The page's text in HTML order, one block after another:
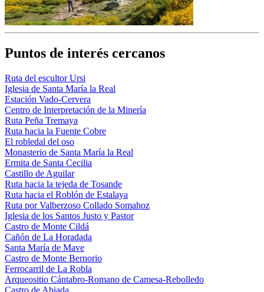
Puntos de interés cercanos
Ruta del escultor Ursi
Iglesia de Santa María la Real
Estación Vado-Cervera
Centro de Interpretación de la Minería
Ruta Peña Tremaya
Ruta hacia la Fuente Cobre
El robledal del oso
Monasterio de Santa María la Real
Ermita de Santa Cecilia
Castillo de Aguilar
Ruta hacia la tejeda de Tosande
Ruta hacia el Roblón de Estalaya
Ruta por Valberzoso Collado Somahoz
Iglesia de los Santos Justo y Pastor
Castro de Monte Cildá
Cañón de La Horadada
Santa María de Mave
Castro de Monte Bernorio
Ferrocarril de La Robla
Arqueositio Cántabro-Romano de Camesa-Rebolledo